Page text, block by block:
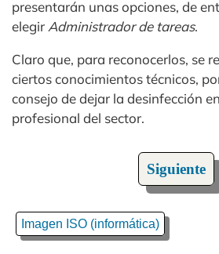
presentarán unas opciones, de
elegirAdministrador de tareas.
Claro que, para reconocerlos, se
ciertos conocimientos técnicos,
consejo de dejar la desinfección
profesional del sector.
Siguiente
Imagen ISO (informática)